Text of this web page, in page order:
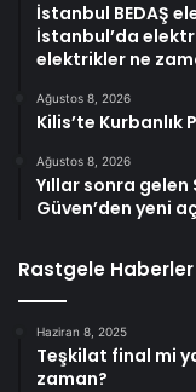
İstanbul BEDAŞ
İstanbul’da
elektrikler ne
Ağustos 8, 2026
Kilis’te Kurbanlık
Ağustos 8, 2026
Yıllar sonra gelen
Güven’den yeni
Rastgele Haberler
Haziran 8, 2025
Teşkilat final mi
zaman?